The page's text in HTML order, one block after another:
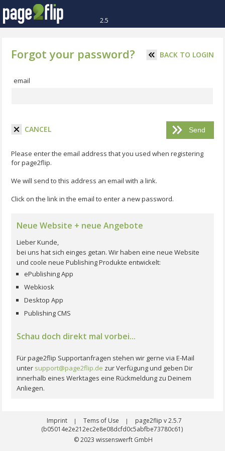
2.5
Forgot your password? BACK TO LOGIN
email
CANCEL
Please enter the email address that you used when registering
for page2flip.
We will send to this address an email with a link.
Click on the link in the email to enter a new password.
Neue Website + neue Angebote
Lieber Kunde,
bei uns hat sich einges getan. Wir haben eine neue Website
und coole neue Publishing Produkte entwickelt:
ePublishing App
Webkiosk
Desktop App
Publishing CMS
Schau doch direkt mal vorbei...
Für page2flip Supportanfragen stehen wir gerne via E-Mail
unter support@page2flip.de zur Verfügung und geben Dir
innerhalb eines Werktages eine Rückmeldung zu Deinem
Anliegen.
Imprint | Tems of Use |
page2flip v 2.5.7
(b05014e2e212ec2e8e08dcfd0c5abfbe73780c61)
© 2023 wissenswerft GmbH